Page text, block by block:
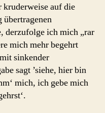
kruderweise auf die
übertragenen
derzufolge ich mich „rar
mich mehr begehrt
sinkender
sagt ’siehe, hier bin
mich, ich gebe mich